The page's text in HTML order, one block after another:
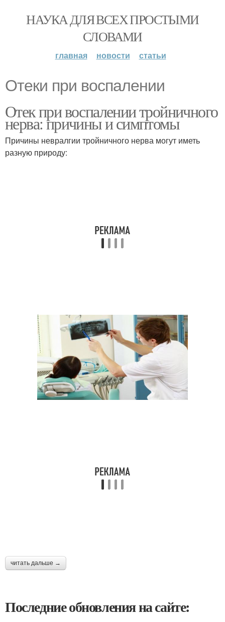
НАУКА ДЛЯ ВСЕХ ПРОСТЫМИ
СЛОВАМИ
главная новости статьи
Отеки при воспалении
Отек при воспалении тройничного
нерва: причины и симптомы
Причины невралгии тройничного нерва могут иметь
разную природу:
читать дальше →
Последние обновления на сайте: